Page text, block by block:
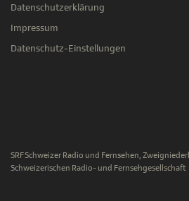
Datenschutzerklärung
Impressum
Datenschutz-Einstellungen
SRF Schweizer Radio und Fernsehen,
Schweizerischen Radio- und Fernsehgesellschaft